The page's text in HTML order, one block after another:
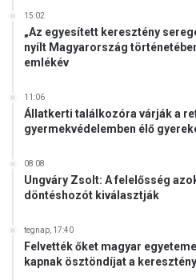
15:02
„Az egyesített keresztény
nyílt Magyarország
emlékév
11:06
Állatkerti találkozóra várják a
gyermekvédelemben élő
08:08
Ungváry Zsolt: A felelősség
döntéshozót kiválasztják
tegnap, 17:40
Felvették őket magyar
kapnak ösztöndíjat a